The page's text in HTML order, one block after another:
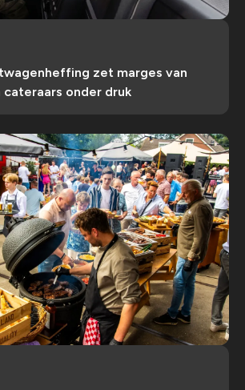
zet marges van
onder druk